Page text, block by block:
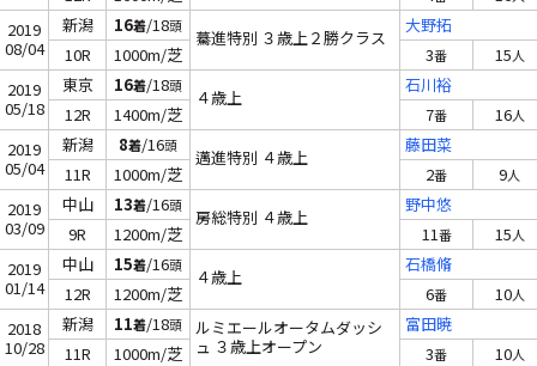
2019
08/04
新潟 16着/18頭
驀進特別 ３歳上２勝クラス
大野拓
10R
1000m/芝 3番 15人
2019
05/18
東京 16着/18頭
４歳上
石川裕
12R
1400m/芝 7番 16人
2019
05/04
新潟 8着/16頭
邁進特別 ４歳上
藤田菜
11R
1000m/芝 2番 9人
2019
03/09
中山 13着/16頭
房総特別 ４歳上
野中悠
9R
1200m/芝 11番 15人
2019
01/14
中山 15着/16頭
４歳上
石橋脩
12R
1200m/芝 6番 10人
2018
10/28
新潟 11着/18頭
ルミエールオータムダッシ
ュ ３歳上オープン
富田暁
11R
1000m/芝 3番 10人